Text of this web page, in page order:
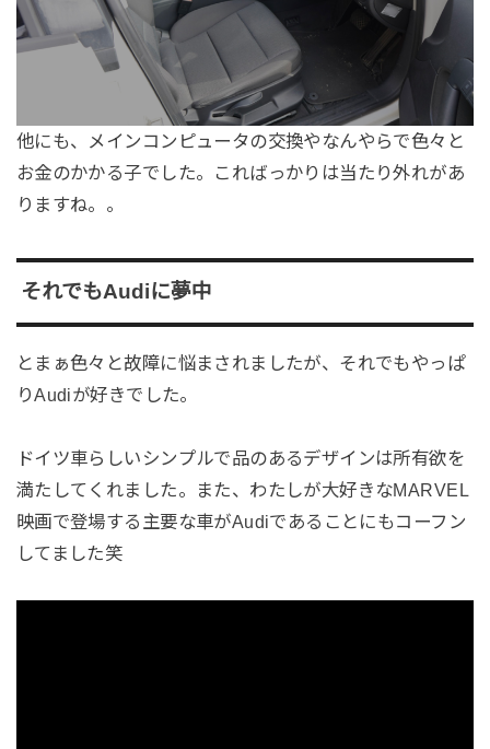
他にも、メインコンピュータの交換やなんやらで色々と
お金のかかる子でした。こればっかりは当たり外れがあ
りますね。。
それでもAudiに夢中
とまぁ色々と故障に悩まされましたが、それでもやっぱ
りAudiが好きでした。
ドイツ車らしいシンプルで品のあるデザインは所有欲を
満たしてくれました。また、わたしが大好きなMARVEL
映画で登場する主要な車がAudiであることにもコーフン
してました笑